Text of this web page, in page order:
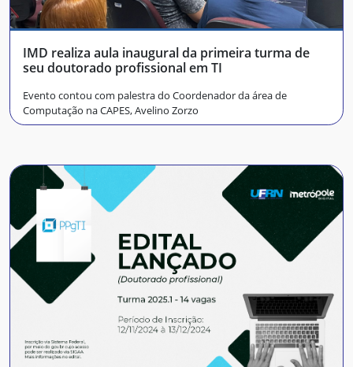
IMD realiza aula inaugural da primeira turma de
seu doutorado profissional em TI
Evento contou com palestra do Coordenador da área de
Computação na CAPES, Avelino Zorzo